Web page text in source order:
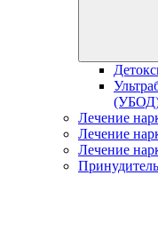
Лечение
Лечение
Лечение